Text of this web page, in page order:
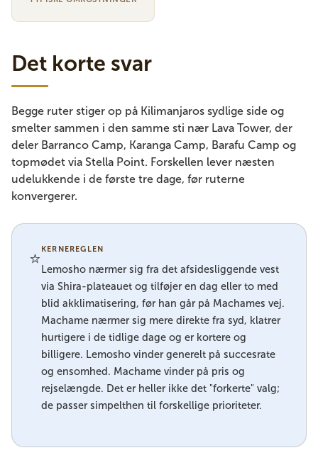
Det korte svar
Begge ruter stiger op på Kilimanjaros sydlige side og
smelter sammen i den samme sti nær Lava Tower, der
deler Barranco Camp, Karanga Camp, Barafu Camp og
topmødet via Stella Point. Forskellen lever næsten
udelukkende i de første tre dage, før ruterne
konvergerer.
⭐KERNEREGLEN
Lemosho nærmer sig fra det afsidesliggende vest
via Shira-plateauet og tilføjer en dag eller to med
blid akklimatisering, før han går på Machames vej.
Machame nærmer sig mere direkte fra syd, klatrer
hurtigere i de tidlige dage og er kortere og
billigere. Lemosho vinder generelt på succesrate
og ensomhed. Machame vinder på pris og
rejselængde. Det er heller ikke det "forkerte" valg;
de passer simpelthen til forskellige prioriteter.